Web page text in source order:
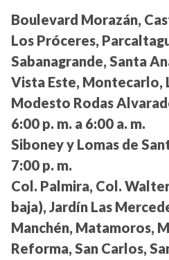
Boulevard Morazán,
Los Próceres,
Sabanagrande, Santa
Vista Este, Montecarlo,
Modesto Rodas
6:00 p. m. a 6:00 a. m.
Siboney y Lomas de
7:00 p. m.
Col. Palmira, Col.
baja), Jardín Las
Manchén, Matamoros,
Reforma, San Carlos,